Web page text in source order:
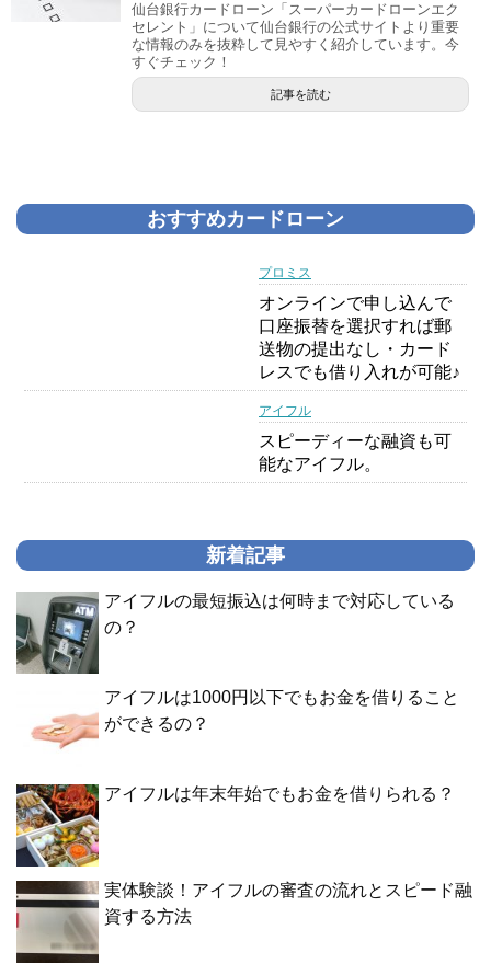
仙台銀行カードローン「スーパーカードローンエク
セレント」について仙台銀行の公式サイトより重要
な情報のみを抜粋して見やすく紹介しています。今
すぐチェック！
記事を読む
おすすめカードローン
プロミス
オンラインで申し込んで
口座振替を選択すれば郵
送物の提出なし・カード
レスでも借り入れが可能♪
アイフル
スピーディーな融資も可
能なアイフル。
新着記事
アイフルの最短振込は何時まで対応している
の？
アイフルは1000円以下でもお金を借りること
ができるの？
アイフルは年末年始でもお金を借りられる？
実体験談！アイフルの審査の流れとスピード融
資する方法